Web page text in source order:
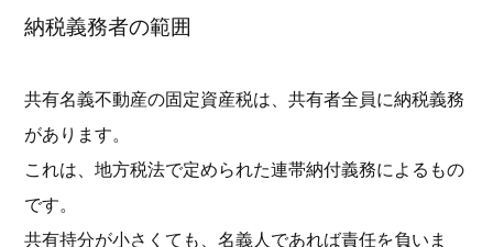
納税義務者の範囲
共有名義不動産の固定資産税は、共有者全員に納税義務
があります。
これは、地方税法で定められた連帯納付義務によるもの
です。
共有持分が小さくても、名義人であれば責任を負いま